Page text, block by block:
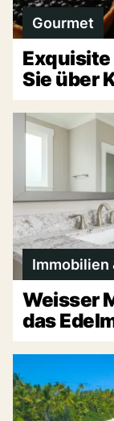
Gourmet
Sie über
Immobilien
Weisser
das